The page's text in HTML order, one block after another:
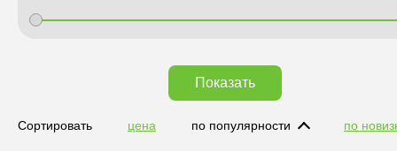
Показать
Сортировать цена по популярности по